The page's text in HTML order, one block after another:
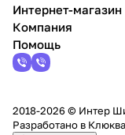
Интернет-магазин
Компания
Помощь
2018-2026 © Интер
Разработано в